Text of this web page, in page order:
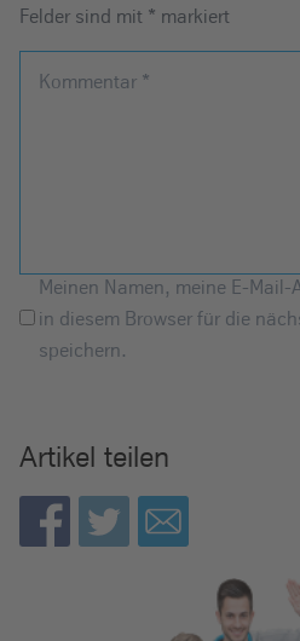
Felder sind mit * markiert
Kommentar *
Meinen Namen, meine E-Mail-
in diesem Browser für die
speichern.
Artikel teilen